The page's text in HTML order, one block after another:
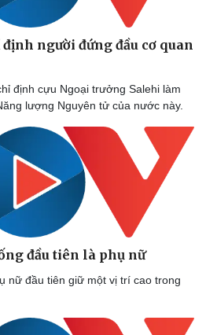
Ô tô - Xe máy
Xe máy
Tư vấn
người đứng đầu cơ quan
định cựu Ngoại trưởng Salehi làm
lượng Nguyên tử của nước này.
đầu tiên là phụ nữ
nữ đầu tiên giữ một vị trí cao trong